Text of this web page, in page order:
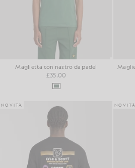
Maglietta con nastro da padel
£35.00
NOVITÀ NOVITÀ